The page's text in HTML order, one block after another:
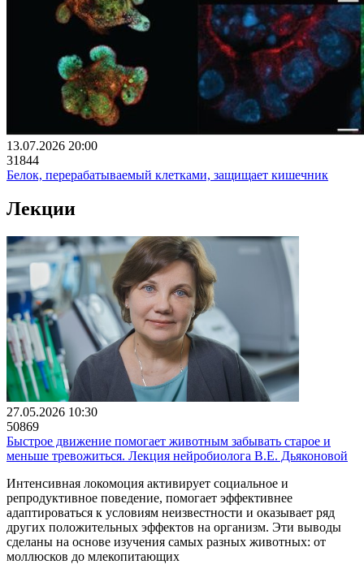
13.07.2026 20:00
31844
Белок, перерабатываемый клетками, защищает кишечник
Лекции
27.05.2026 10:30
50869
Быстрое движение помогает животным забывать старое и
меньше тревожиться. Лекция нейробиолога В.Е. Дьяконовой
Интенсивная локомоция активирует социальное и
репродуктивное поведение, помогает эффективнее
адаптироваться к условиям неизвестности и оказывает ряд
других положительных эффектов на организм. Эти выводы
сделаны на основе изучения самых разных животных: от
моллюсков до млекопитающих